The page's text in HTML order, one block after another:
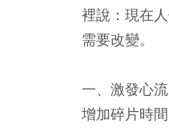
裡說：現在
需要改變。
一、激發心流
增加碎片時